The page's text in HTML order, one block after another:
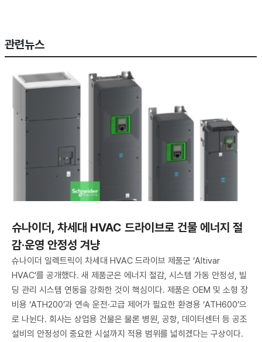
관련뉴스
슈나이더, 차세대 HVAC 드라이브로 건물 에너지 절
감·운영 안정성 겨냥
슈나이더 일렉트릭이 차세대 HVAC 드라이브 제품군 ‘Altivar
HVAC’를 공개했다. 새 제품군은 에너지 절감, 시스템 가동 안정성, 빌
딩 관리 시스템 연동을 강화한 것이 핵심이다. 제품은 OEM 및 소형 장
비용 ‘ATH200’과 연속 운전·고급 제어가 필요한 환경용 ‘ATH600’으
로 나뉜다. 회사는 상업용 건물은 물론 병원, 공항, 데이터센터 등 공조
설비의 안정성이 중요한 시설까지 적용 범위를 넓히겠다는 구상이다.